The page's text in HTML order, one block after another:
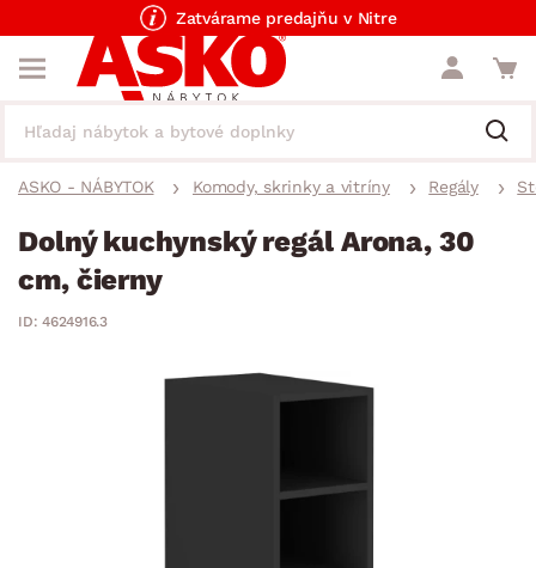
Zatvárame predajňu v Nitre
ASKO - NÁBYTOK Komody, skrinky a vitríny Regály
Dolný kuchynský regál Arona, 30
cm, čierny
ID: 4624916.3